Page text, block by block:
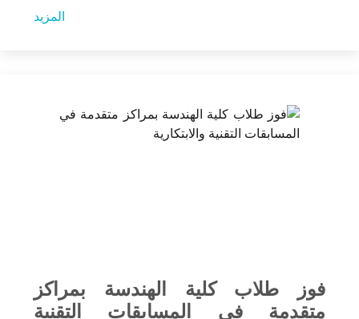
المزيد
فوز طلاب كلية الهندسة بمراكز
متقدمة في المسابقات التقنية